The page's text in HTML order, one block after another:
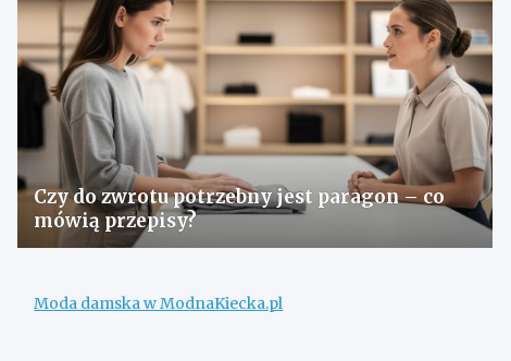
Czy do zwrotu potrzebny jest paragon – co
mówią przepisy?
Moda damska w ModnaKiecka.pl